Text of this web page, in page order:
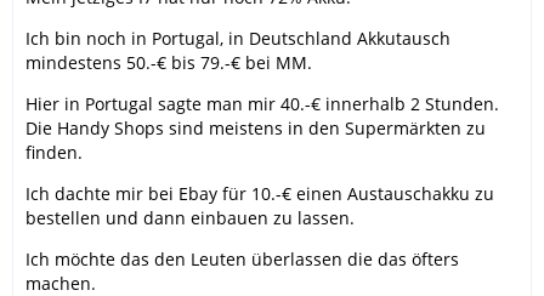
Ich bin noch in Portugal, in Deutschland Akkutausch
mindestens 50.-€ bis 79.-€ bei MM.
Hier in Portugal sagte man mir 40.-€ innerhalb 2 Stunden.
Die Handy Shops sind meistens in den Supermärkten zu
finden.
Ich dachte mir bei Ebay für 10.-€ einen Austauschakku zu
bestellen und dann einbauen zu lassen.
Ich möchte das den Leuten überlassen die das öfters
machen.